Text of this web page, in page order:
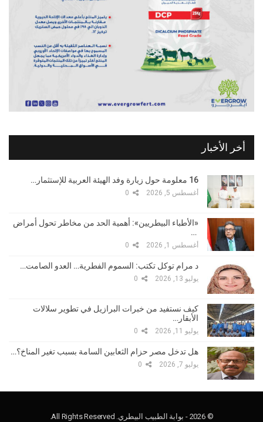
أخر الأخبار
16 معلومة حول زيارة وفد الهيئة العربية للإستثمار…
أغسطس 5, 2026
«الأطباء البيطريين»: أهمية الحد من مخاطر تحول أمراض
…
أغسطس 1, 2026
د مرام توكل تكتب: السموم الفطرية… العدو الصامت…
يوليو 13, 2026
كيف نستفيد من خبرات البرازيل في تطوير سلالات
الأبقار…
يوليو 11, 2026
هل تدخل مصر حزام الثعابين السامة بسبب تغير المناخ؟…
يوليو 7, 2026
© 2026 - بوابة الطبيب البيطري. All Rights Reserved.